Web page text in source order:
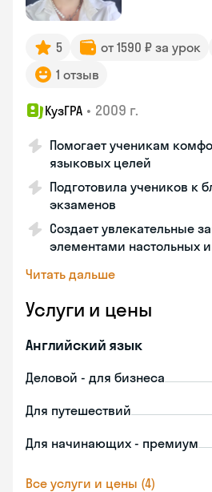
5 от 1590 ₽ за урок
1 отзыв
КузГРА • 2009 г.
Помогает ученикам
языковых целей
Подготовила учеников к
экзаменов
Создает увлекательные
элементами настольных
Читать дальше
Услуги и цены
Английский язык
Деловой - для бизнеса
Для путешествий
Для начинающих - премиум
Все услуги и цены (4)